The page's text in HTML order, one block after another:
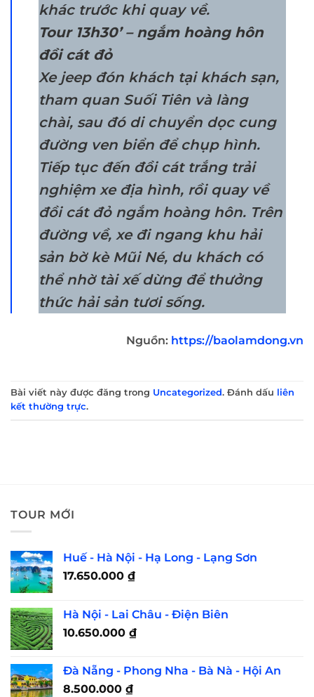
khác trước khi quay về.
Tour 13h30’ – ngắm hoàng hôn
đồi cát đỏ
Xe jeep đón khách tại khách sạn,
tham quan Suối Tiên và làng
chài, sau đó di chuyển dọc cung
đường ven biển để chụp hình.
Tiếp tục đến đồi cát trắng trải
nghiệm xe địa hình, rồi quay về
đồi cát đỏ ngắm hoàng hôn. Trên
đường về, xe đi ngang khu hải
sản bờ kè Mũi Né, du khách có
thể nhờ tài xế dừng để thưởng
thức hải sản tươi sống.
Nguồn: https://baolamdong.vn
Bài viết này được đăng trong Uncategorized. Đánh dấu liên
kết thường trực.
TOUR MỚI
Huế - Hà Nội - Hạ Long - Lạng Sơn
17.650.000 ₫
Hà Nội - Lai Châu - Điện Biên
10.650.000 ₫
Đà Nẵng - Phong Nha - Bà Nà - Hội An
8.500.000 ₫